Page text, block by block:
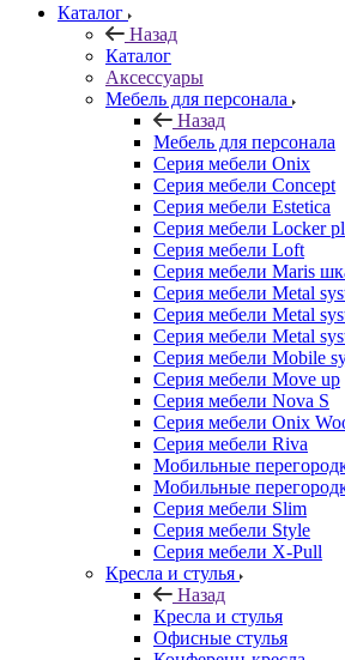
Каталог
Назад
Каталог
Аксессуары
Мебель для персонала
Назад
Мебель для персонала
Серия мебели Onix
Серия мебели Concept
Серия мебели Estetica
Серия мебели Locker
Серия мебели Loft
Серия мебели Maris
Серия мебели Metal
Серия мебели Metal
Серия мебели Metal
Серия мебели Mobile
Серия мебели Move up
Серия мебели Nova S
Серия мебели Onix
Серия мебели Riva
Мобильные
Мобильные
Серия мебели Slim
Серия мебели Style
Серия мебели X-Pull
Кресла и стулья
Назад
Кресла и стулья
Офисные стулья